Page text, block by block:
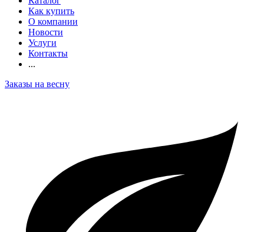
Как купить
О компании
Новости
Услуги
Контакты
...
Заказы на весну